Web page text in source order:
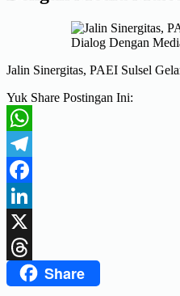
Jalin Sinergitas, PAEI Sulsel
Yuk Share Postingan Ini:
WhatsApp
Telegram
Facebook
LinkedIn
X
ThreadsShare